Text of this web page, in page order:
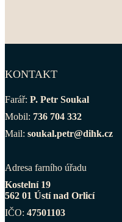
KONTAKT
Farář: P. Petr Soukal
Mobil: 736 704 332
Mail: soukal.petr@dihk.cz
Adresa farního úřadu
Kostelní 19
562 01 Ústí nad Orlicí
IČO: 47501103